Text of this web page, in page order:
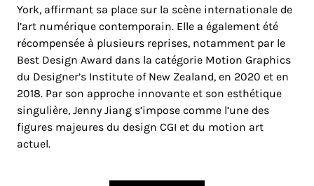
York, affirmant sa place sur la scène internationale de
l’art numérique contemporain. Elle a également été
récompensée à plusieurs reprises, notamment par le
Best Design Award dans la catégorie Motion Graphics
du Designer’s Institute of New Zealand, en 2020 et en
2018. Par son approche innovante et son esthétique
singulière, Jenny Jiang s’impose comme l’une des
figures majeures du design CGI et du motion art
actuel.